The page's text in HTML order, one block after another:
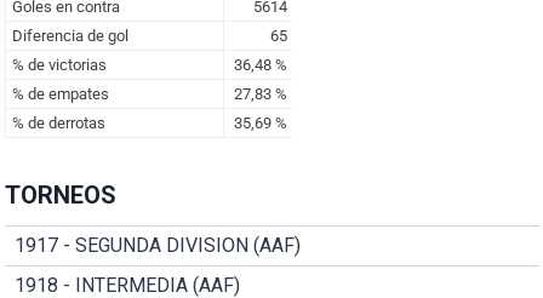
TORNEOS
1917 - SEGUNDA DIVISION (AAF)
1918 - INTERMEDIA (AAF)